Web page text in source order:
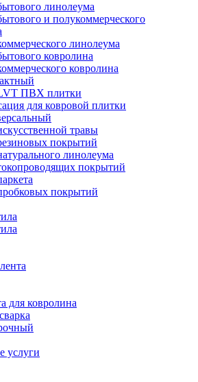
линолеума
и полукоммерческого
линолеума
ковролина
ковролина
ПВХ плитки
для ковровой плитки
травы
покрытий
линолеума
покрытий
покрытий
для ковролина
услуги